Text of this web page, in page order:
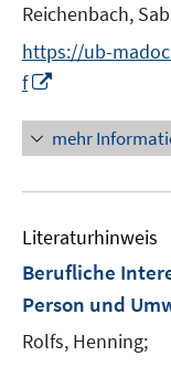
Reichenbach,
https://ub-
f
n
e
u
m
F
n
s
mehr
Literaturhinweis
Berufliche
Person und
Rolfs, Henning;